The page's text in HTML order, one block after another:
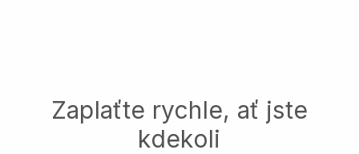
Zaplaťte rychle, ať jste
kdekoli